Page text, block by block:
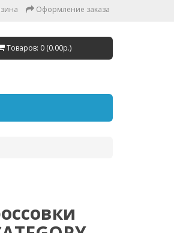
Оформление заказа
Товаров: 0 (0.00р.)